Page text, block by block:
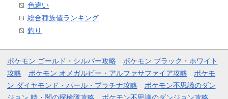
色違い
総合種族値ランキング
釣り
ポケモン ゴールド・シルバー攻略
ポケモン ブラック・ホワイト
攻略
ポケモン オメガルビー・アルファサファイア攻略
ポケモ
ン ダイヤモンド・パール・プラチナ攻略
ポケモン不思議のダン